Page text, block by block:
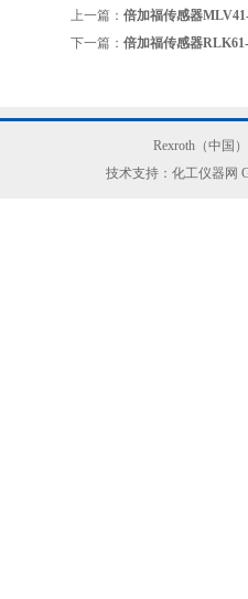
上一篇： 倍加福传感器
下一篇： 倍加福传感器
Rexroth（中国
技术支持：化工仪器网